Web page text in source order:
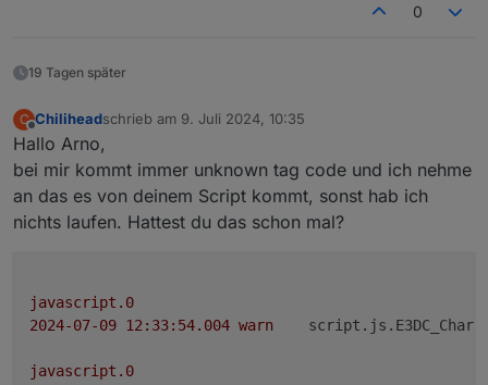
0
19 Tagen später
C
Offline
Chiliheadschrieb am 9. Juli 2024, 10:35
zuletzt editiert von
Hallo Arno,
bei mir kommt immer unknown tag code und ich nehme
an das es von deinem Script kommt, sonst hab ich
nichts laufen. Hattest du das schon mal?
javascript.0
warn
javascript.0